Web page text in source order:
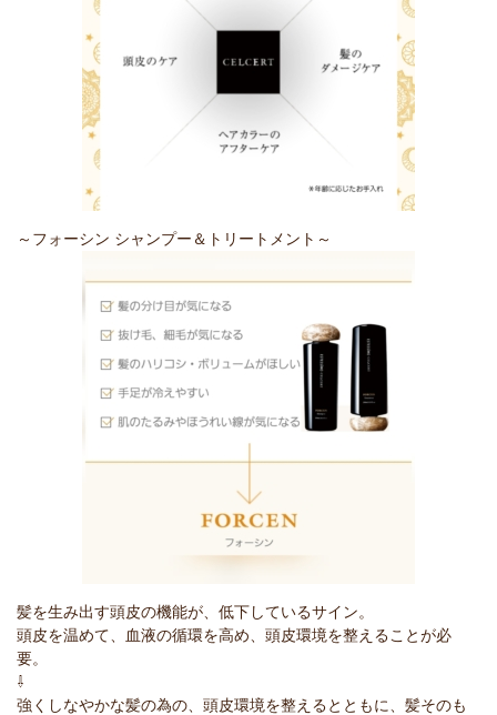
～フォーシン シャンプー＆トリートメント～
髪を生み出す頭皮の機能が、低下しているサイン。
頭皮を温めて、血液の循環を高め、頭皮環境を整えることが必
要。
⇩
強くしなやかな髪の為の、頭皮環境を整えるとともに、髪そのも